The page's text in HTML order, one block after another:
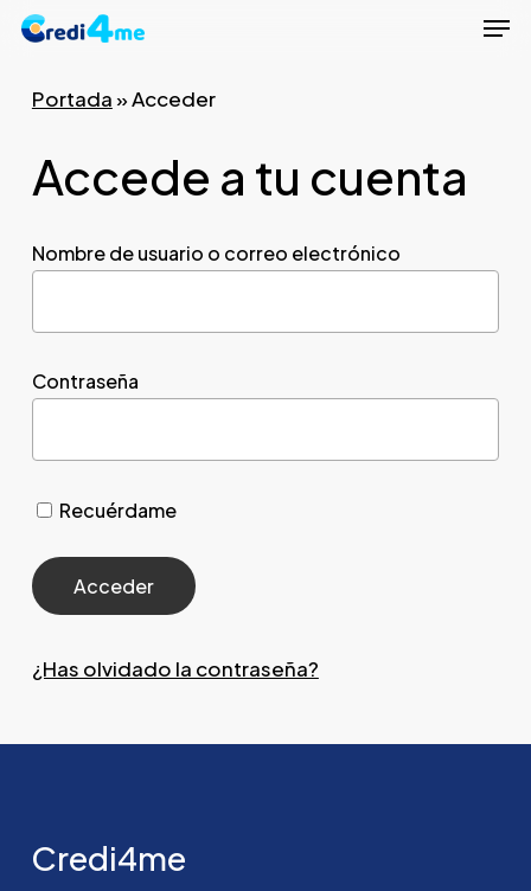
Skip
mainPortada»Acceder
Accede a tu cuenta
Nombre de usuario o correo electrónico
Contraseña
Recuérdame
¿Has olvidado la contraseña?
Credi4me